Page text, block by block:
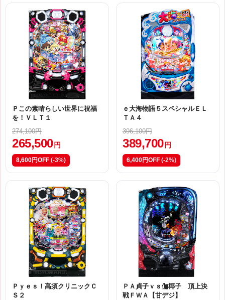
Ｐこの素晴らしい世界に祝福
を！ＶＬＴ１
274,100円
265,500 円
8,600円OFF (-3%)
ｅ大海物語５スペシャルＥＬ
ＴＡ４
396,100円
389,700 円
6,400円OFF (-2%)
Ｐｙｅｓ！高須クリニックＣ
Ｓ２
ＰＡ貞子ｖｓ伽椰子 頂上決
戦ＦＷＡ【甘デジ】